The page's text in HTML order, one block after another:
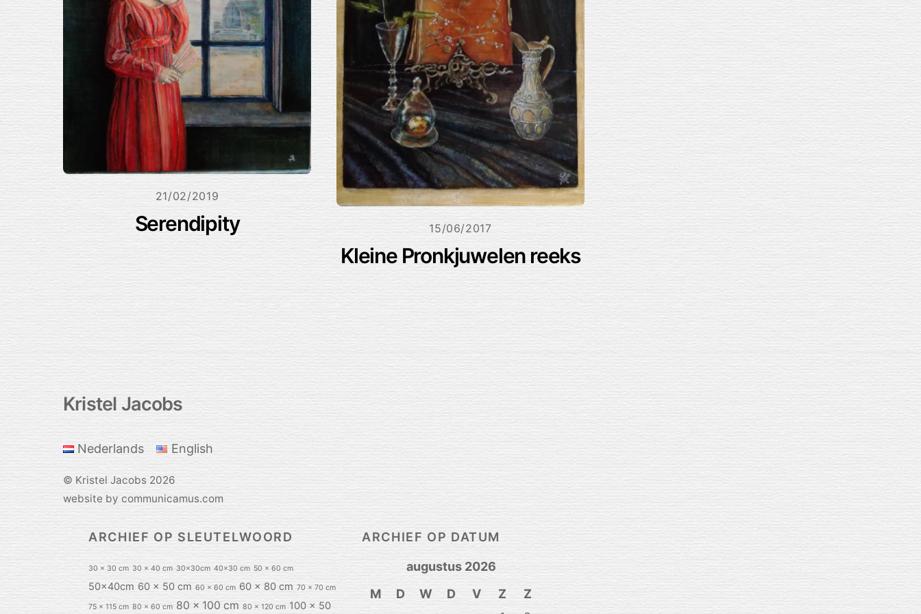
21/02/2019
Serendipity 15/06/2017
Kleine Pronkjuwelen reeks
Back
Top
Kristel Jacobs
Nederlands English
© Kristel Jacobs 2026
website by communicamus.com
ARCHIEF OP SLEUTELWOORD
30 x 30 cm 30 x 40 cm 30x30cm 40x30 cm 50 x 60 cm
50x40cm 60 x 50 cm 60 x 60 cm 60 x 80 cm 70 x 70 cm
75 x 115 cm 80 x 60 cm 80 x 100 cm 80 x 120 cm 100 x 50
ARCHIEF OP DATUM
augustus 2026
M
D W D V Z
Z